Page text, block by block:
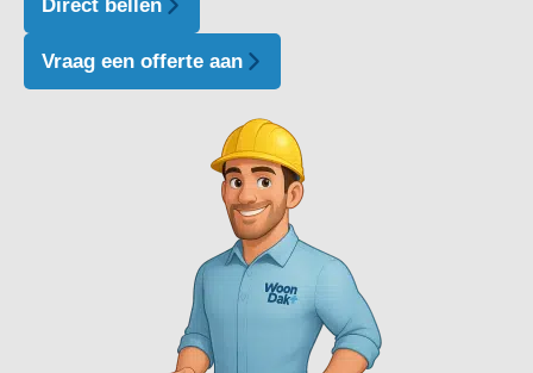
Direct bellen
Vraag een offerte aan